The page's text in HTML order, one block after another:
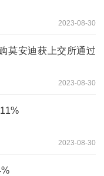
2023-08-30
莫安迪获上交所通过
2023-08-30
2023-08-30